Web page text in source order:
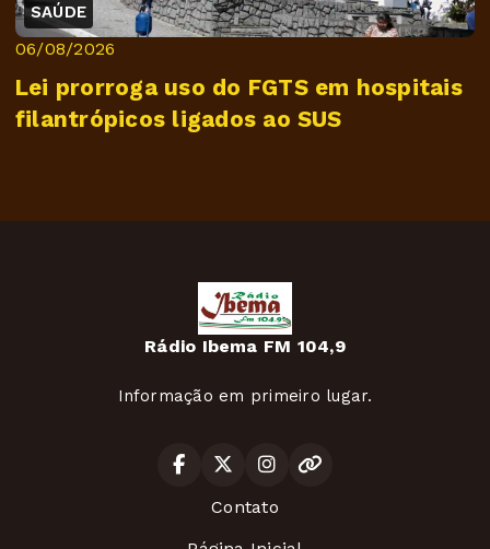
SAÚDE
06/08/2026
Lei prorroga uso do FGTS em hospitais
filantrópicos ligados ao SUS
Rádio Ibema FM 104,9
Informação em primeiro lugar.
Contato